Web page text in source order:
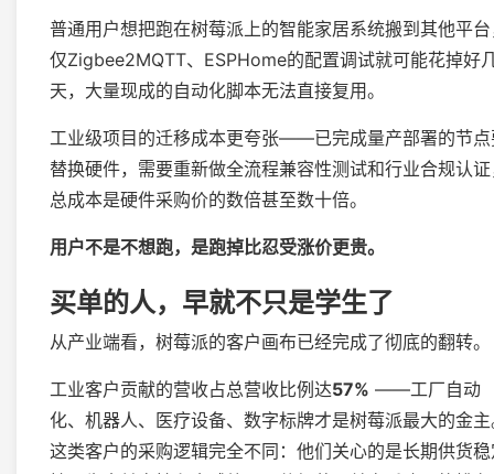
普通用户想把跑在树莓派上的智能家居系统搬到其他平
仅Zigbee2MQTT、ESPHome的配置调试就可能花掉好
天，大量现成的自动化脚本无法直接复用。
工业级项目的迁移成本更夸张——已完成量产部署的节点
替换硬件，需要重新做全流程兼容性测试和行业合规认
总成本是硬件采购价的数倍甚至数十倍。
用户不是不想跑，是跑掉比忍受涨价更贵。
买单的人，早就不只是学生了
从产业端看，树莓派的客户画布已经完成了彻底的翻转。
工业客户贡献的营收占总营收比例达57% ——工厂自动
化、机器人、医疗设备、数字标牌才是树莓派最大的金
这类客户的采购逻辑完全不同：他们关心的是长期供货